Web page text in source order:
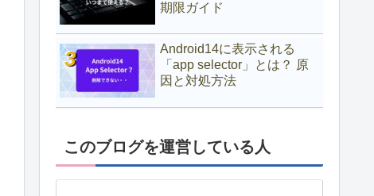
期限ガイド
Android14に表示される
「app selector」とは？ 原
因と対処方法
このブログを運営している人